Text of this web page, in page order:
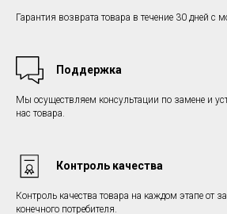
Гарантия возврата товара в течение 30 дней с
Поддержка
Мы осуществляем консультации по замене и
нас товара.
Контроль качества
Контроль качества товара на каждом этапе от
конечного потребителя.